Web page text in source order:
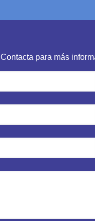
Contacta para más